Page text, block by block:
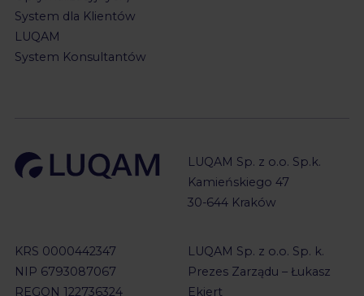
System dla Klientów
LUQAM
System Konsultantów
LUQAM Sp. z o.o. Sp.k.
Kamieńskiego 47
30-644 Kraków
KRS 0000442347
NIP 6793087067
REGON 122736324
LUQAM Sp. z o.o. Sp. k.
Prezes Zarządu – Łukasz
Ekiert